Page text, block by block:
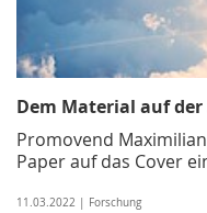
Dem Material auf der
Promovend
Paper auf das Cover
11.03.2022 | Forschung